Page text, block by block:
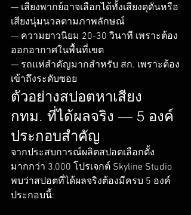
— เสียงพากย์อาจเลือกได้ทั้งเสียงดุดันหรือ
เสียงนุ่มนวลตามภาพลักษณ์
— ความยาวนิยม 20-30 วินาที เพราะต้อง
ออกอากาศในพื้นที่เขต
— รถแห่สำคัญมากสำหรับ สก. เพราะต้อง
เข้าถึงระดับซอย
ตัวอย่างสปอตหาเสียง
กทม. ที่ได้ผลจริง — 5 องค์
ประกอบสำคัญ
จากประสบการณ์ผลิตสปอตเลือกตั้ง
มากกว่า 3,000 โปรเจกต์ Skyline Studio
พบว่าสปอตที่ได้ผลจริงต้องมีครบ 5 องค์
ประกอบนี้: